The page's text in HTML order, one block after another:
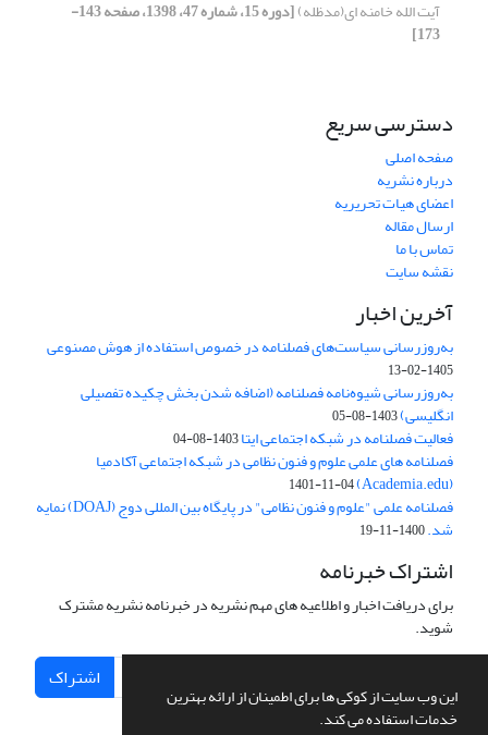
این وب سایت از کوکی ها برای اطمینان از ارائه بهترین
خدمات استفاده می کند.
آیت الله خامنه ای(مدظله) [دوره 15، شماره 47، 1398، صفحه 143-
173]
دسترسی سریع
صفحه اصلی
درباره نشریه
اعضای هیات تحریریه
ارسال مقاله
تماس با ما
نقشه سایت
آخرین اخبار
به‌روزرسانی سیاست‌های فصلنامه در خصوص استفاده از هوش مصنوعی
1405-02-13
به‌روزرسانی شیوه‌نامه فصلنامه (اضافه شدن بخش چکیده تفصیلی
انگلیسی)1403-08-05
فعالیت فصلنامه در شبکه اجتماعی ایتا1403-08-04
فصلنامه های علمی علوم و فنون نظامی در شبکه اجتماعی آکادمیا
(Academia.edu)
1401-11-04
فصلنامه علمی "علوم و فنون نظامی" در پایگاه بین المللی دوج (DOAJ) نمایه
شد.1400-11-19
اشتراک خبرنامه
برای دریافت اخبار و اطلاعیه های مهم نشریه در خبرنامه نشریه مشترک
شوید.
اشتراک